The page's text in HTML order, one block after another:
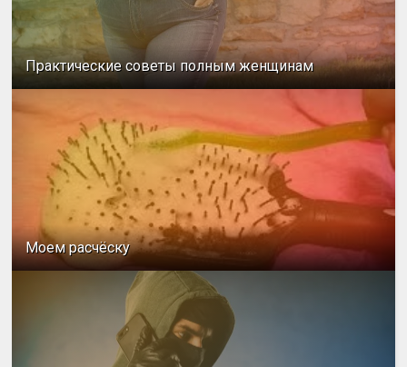
Практические советы полным женщинам
Моем расчёску